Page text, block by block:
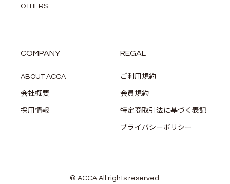
OTHERS
COMPANY
ABOUT ACCA
会社概要
採用情報
REGAL
ご利用規約
会員規約
特定商取引法に基づく表記
プライバシーポリシー
© ACCA All rights reserved.